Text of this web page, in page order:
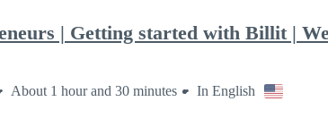
| Getting started with Billit |
About 1 hour and 30 minutes In English